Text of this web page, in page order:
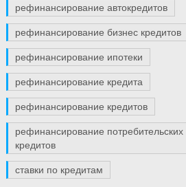
рефинансирование автокредитов
рефинансирование бизнес кредитов
рефинансирование ипотеки
рефинансирование кредита
рефинансирование кредитов
рефинансирование потребительских
кредитов
ставки по кредитам